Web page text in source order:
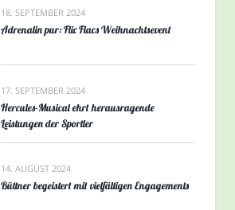
18. SEPTEMBER 2024
Adrenalin pur: Flic Flacs Weihnachtsevent
17. SEPTEMBER 2024
Hercules-Musical ehrt herausragende
Leistungen der Sportler
14. AUGUST 2024
Büttner begeistert mit vielfältigen Engagements